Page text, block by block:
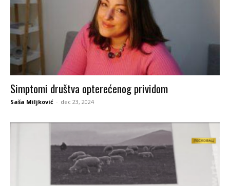
Simptomi društva opterećenog prividom
Saša Miljković - dec 23, 2024